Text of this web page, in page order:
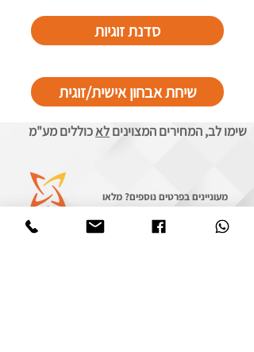
סדנת זוגיות
שיחת אבחון אישית/זוגית
שימו לב, המחירים המצויניםלאכוללים מע"מ
מעוניינים בפרטים נוספים? מלאו
את הטופס וניצור קשר בהקדם